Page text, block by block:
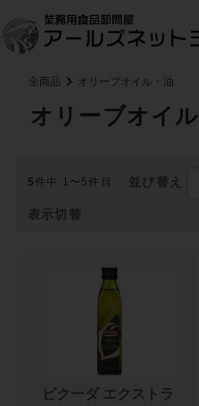
全商品 オリーブオイル・油
オリーブオイル
5件中 1〜5件目 並び替え
表示切替
ピクーダ エクストラ